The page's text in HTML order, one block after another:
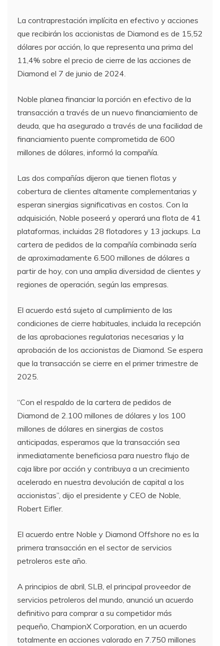
La contraprestación implícita en efectivo y acciones
que recibirán los accionistas de Diamond es de 15,52
dólares por acción, lo que representa una prima del
11,4% sobre el precio de cierre de las acciones de
Diamond el 7 de junio de 2024.
Noble planea financiar la porción en efectivo de la
transacción a través de un nuevo financiamiento de
deuda, que ha asegurado a través de una facilidad de
financiamiento puente comprometida de 600
millones de dólares, informó la compañía.
Las dos compañías dijeron que tienen flotas y
cobertura de clientes altamente complementarias y
esperan sinergias significativas en costos. Con la
adquisición, Noble poseerá y operará una flota de 41
plataformas, incluidas 28 flotadores y 13 jackups. La
cartera de pedidos de la compañía combinada sería
de aproximadamente 6.500 millones de dólares a
partir de hoy, con una amplia diversidad de clientes y
regiones de operación, según las empresas.
El acuerdo está sujeto al cumplimiento de las
condiciones de cierre habituales, incluida la recepción
de las aprobaciones regulatorias necesarias y la
aprobación de los accionistas de Diamond. Se espera
que la transacción se cierre en el primer trimestre de
2025.
“Con el respaldo de la cartera de pedidos de
Diamond de 2.100 millones de dólares y los 100
millones de dólares en sinergias de costos
anticipadas, esperamos que la transacción sea
inmediatamente beneficiosa para nuestro flujo de
caja libre por acción y contribuya a un crecimiento
acelerado en nuestra devolución de capital a los
accionistas”, dijo el presidente y CEO de Noble,
Robert Eifler.
El acuerdo entre Noble y Diamond Offshore no es la
primera transacción en el sector de servicios
petroleros este año.
A principios de abril, SLB, el principal proveedor de
servicios petroleros del mundo, anunció un acuerdo
definitivo para comprar a su competidor más
pequeño, ChampionX Corporation, en un acuerdo
totalmente en acciones valorado en 7.750 millones